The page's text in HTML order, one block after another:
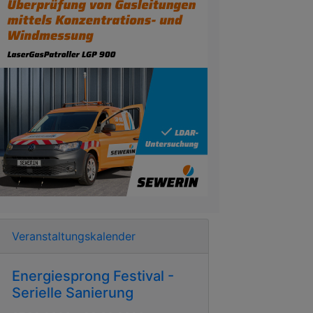
Veranstaltungskalender
Energiesprong Festival -
Serielle Sanierung